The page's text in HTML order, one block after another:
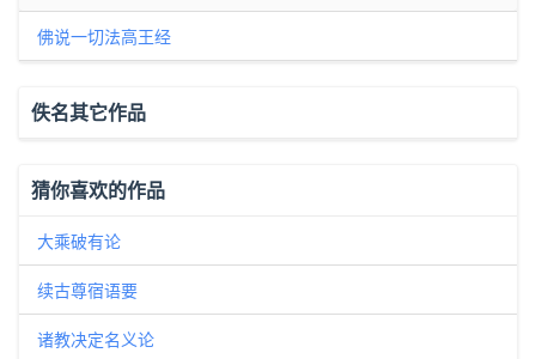
佛说一切法高王经
佚名其它作品
猜你喜欢的作品
大乘破有论
续古尊宿语要
诸教决定名义论